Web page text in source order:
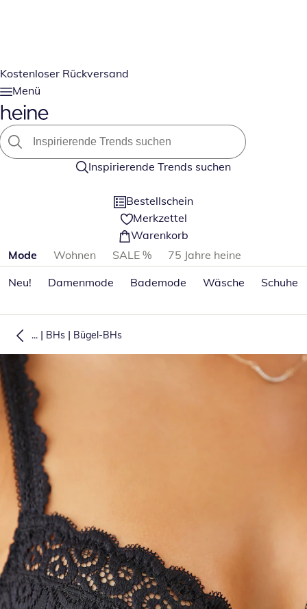
Kostenloser Rückversand
Menü
Inspirierende Trends suchen
Bestellschein
Merkzettel
Warenkorb
Produktkategorien überspringen
Mode Wohnen SALE %
75 Jahre heine
Neu!
Damenmode Bademode Wäsche Schuhe
... | BHs | Bügel-BHs